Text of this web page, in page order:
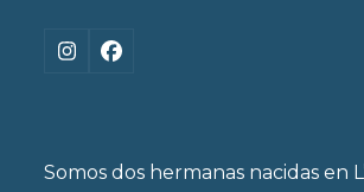
Instagram
Facebook
Somos dos hermanas nacidas en